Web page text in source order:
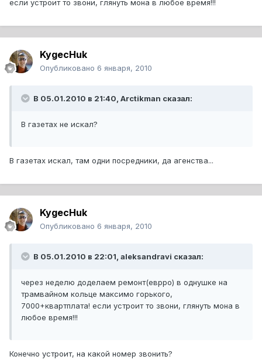
если устроит то звони, глянуть мона в любое время!!!
KygecHuk
Опубликовано 6 января, 2010
В 05.01.2010 в 21:40, Arctikman сказал:
В газетах не искал?
В газетах искал, там одни посредники, да агенства...
KygecHuk
Опубликовано 6 января, 2010
В 05.01.2010 в 22:01, aleksandravi сказал:
через неделю доделаем ремонт(еврро) в однушке на
трамвайном кольце максимо горького,
7000+квартплата! если устроит то звони, глянуть мона в
любое время!!!
Конечно устроит, на какой номер звонить?